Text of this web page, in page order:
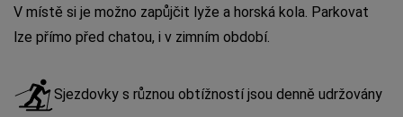
V místě si je možno zapůjčit lyže a horská kola. Parkovat
lze přímo před chatou, i v zimním období.
Sjezdovky s různou obtížností jsou denně udržovány